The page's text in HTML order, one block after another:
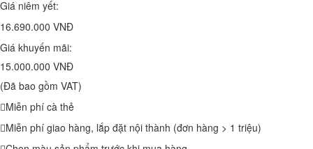
Giá niêm yết:
16.690.000 VNĐ
Giá khuyến mãi:
15.000.000 VNĐ
(Đã bao gồm VAT)
Miễn phí cà thẻ
Miễn phí giao hàng, lắp đặt nội thành (đơn hàng > 1 triệu)